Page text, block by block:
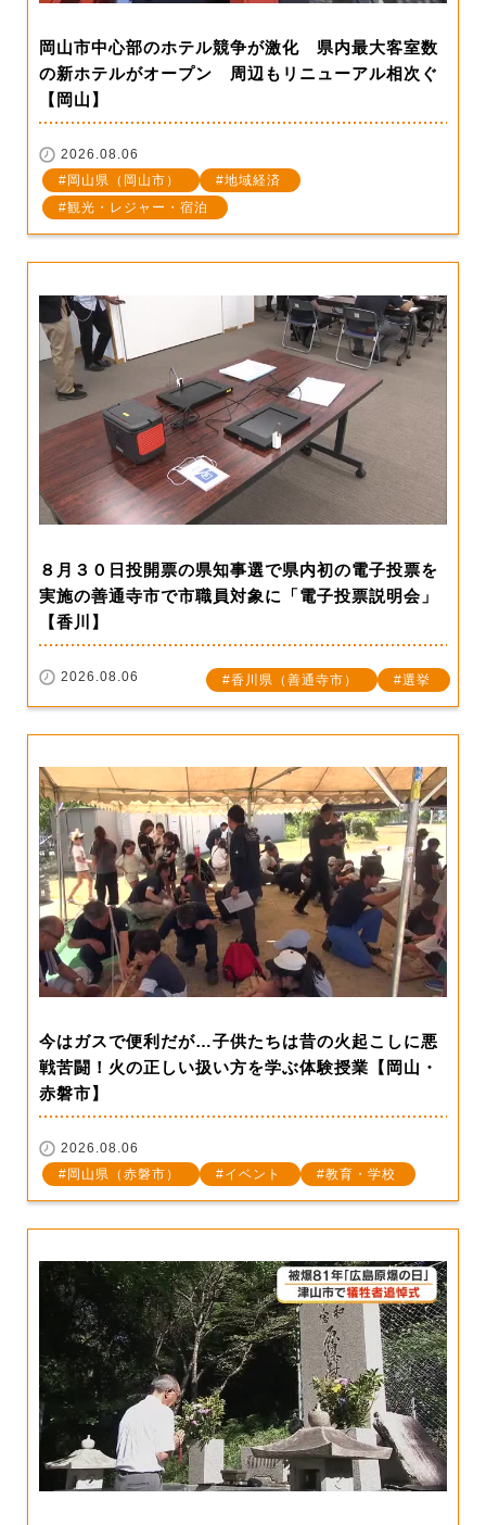
岡山市中心部のホテル競争が激化 県内最大客室数
の新ホテルがオープン 周辺もリニューアル相次ぐ
【岡山】
2026.08.06
岡山県（岡山市）
地域経済
観光・レジャー・宿泊
８月３０日投開票の県知事選で県内初の電子投票を
実施の善通寺市で市職員対象に「電子投票説明会」
【香川】
2026.08.06 香川県（善通寺市） 選挙
今はガスで便利だが…子供たちは昔の火起こしに悪
戦苦闘！火の正しい扱い方を学ぶ体験授業【岡山・
赤磐市】
2026.08.06
岡山県（赤磐市）
イベント 教育・学校